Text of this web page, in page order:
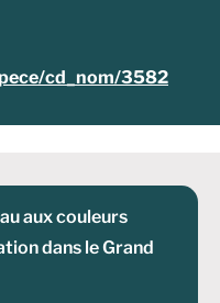
cd_nom/3582
aux couleurs
dans le Grand